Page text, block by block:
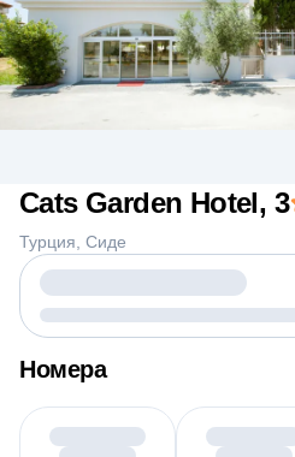
Cats Garden Hotel, 3
Турция Сиде
Номера